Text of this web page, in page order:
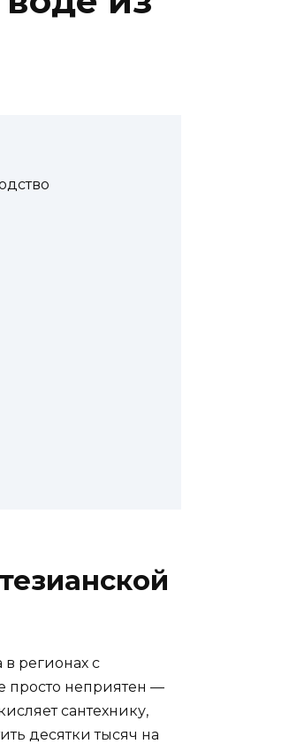
регионах с
просто неприятен —
сантехнику,
десятки тысяч на